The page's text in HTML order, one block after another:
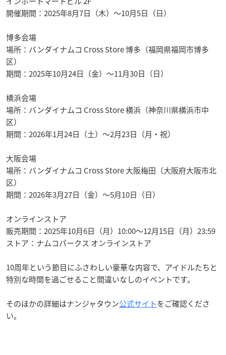
開催期間：2025年8月7日（木）〜10月5日（日）
博多会場
場所：バンダイナムコ Cross Store 博多（福岡県福岡市博多
区）
期間：2025年10月24日（金）〜11月30日（日）
横浜会場
場所：バンダイナムコ Cross Store 横浜（神奈川県横浜市中
区）
期間：2026年1月24日（土）〜2月23日（月・祝）
大阪会場
場所：バンダイナムコ Cross Store 大阪梅田（大阪府大阪市北
区）
期間：2026年3月27日（金）〜5月10日（日）
オンラインストア
販売期間：2025年10月6日（月）10:00〜12月15日（月）23:59
ストア：ナムコパークス オンラインストア
10周年という節目にふさわしい豪華な内容で、アイドルたちと
特別な時間を過ごせること間違いなしのイベントです。
そのほかの詳細はナンジャタウン公式サイトをご確認くださ
い。